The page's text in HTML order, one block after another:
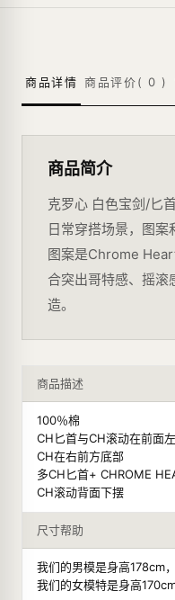
商品详情 商品评价( 0 )
商品简介
克罗心 白色宝剑/匕
日常穿搭场景，图
图案是Chrome
合突出哥特感、摇滚
造。
商品描述
100％棉
CH匕首与CH滚动在前面
CH在右前方底部
多CH匕首+ CHROME
CH滚动背面下摆
尺寸帮助
我们的男模是身高178cm
我们的女模特是身高